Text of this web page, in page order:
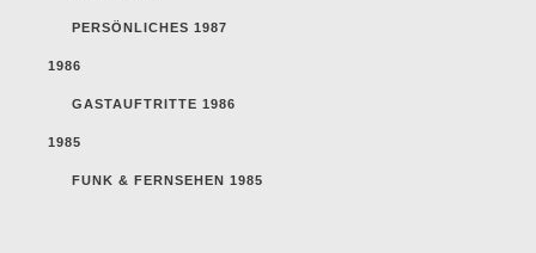
PERSÖNLICHES 1987
1986
GASTAUFTRITTE 1986
1985
FUNK & FERNSEHEN 1985